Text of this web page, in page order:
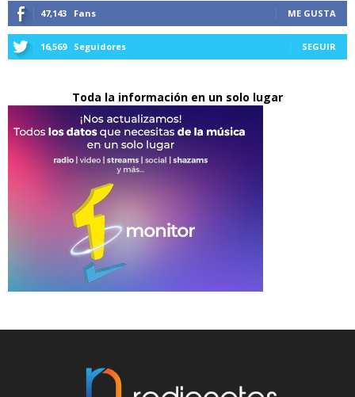
47,143 Fans ME GUSTA
16,569 Seguidores SEGUIR
Toda la información en un solo lugar